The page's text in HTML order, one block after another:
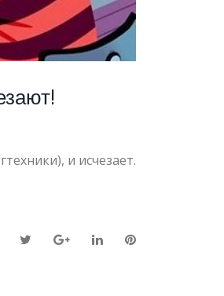
и исчезает.
FacebookTwitter Google+LinkedIn